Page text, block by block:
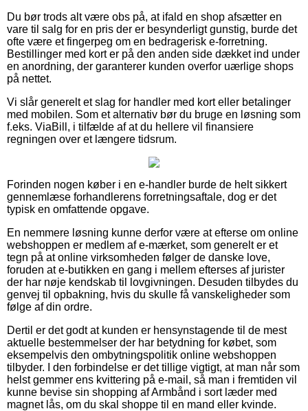
Du bør trods alt være obs på, at ifald en shop afsætter en
vare til salg for en pris der er besynderligt gunstig, burde det
ofte være et fingerpeg om en bedragerisk e-forretning.
Bestillinger med kort er på den anden side dækket ind under
en anordning, der garanterer kunden overfor uærlige shops
på nettet.
Vi slår generelt et slag for handler med kort eller betalinger
med mobilen. Som et alternativ bør du bruge en løsning som
f.eks. ViaBill, i tilfælde af at du hellere vil finansiere
regningen over et længere tidsrum.
Forinden nogen køber i en e-handler burde de helt sikkert
gennemlæse forhandlerens forretningsaftale, dog er det
typisk en omfattende opgave.
En nemmere løsning kunne derfor være at efterse om online
webshoppen er medlem af e-mærket, som generelt er et
tegn på at online virksomheden følger de danske love,
foruden at e-butikken en gang i mellem efterses af jurister
der har nøje kendskab til lovgivningen. Desuden tilbydes du
genvej til opbakning, hvis du skulle få vanskeligheder som
følge af din ordre.
Dertil er det godt at kunden er hensynstagende til de mest
aktuelle bestemmelser der har betydning for købet, som
eksempelvis den ombytningspolitik online webshoppen
tilbyder. I den forbindelse er det tillige vigtigt, at man når som
helst gemmer ens kvittering på e-mail, så man i fremtiden vil
kunne bevise sin shopping af Armbånd i sort læder med
magnet lås, om du skal shoppe til en mand eller kvinde.